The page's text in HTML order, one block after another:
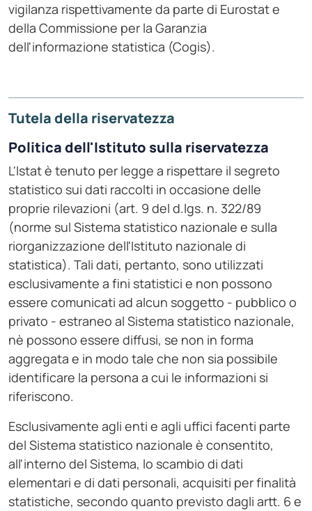
vigilanza rispettivamente da parte di Eurostat e
della Commissione per la Garanzia
dell'informazione statistica (Cogis).
Tutela della riservatezza
Politica dell'Istituto sulla riservatezza
L'Istat è tenuto per legge a rispettare il segreto
statistico sui dati raccolti in occasione delle
proprie rilevazioni (art. 9 del d.lgs. n. 322/89
(norme sul Sistema statistico nazionale e sulla
riorganizzazione dell'Istituto nazionale di
statistica). Tali dati, pertanto, sono utilizzati
esclusivamente a fini statistici e non possono
essere comunicati ad alcun soggetto - pubblico o
privato - estraneo al Sistema statistico nazionale,
nè possono essere diffusi, se non in forma
aggregata e in modo tale che non sia possibile
identificare la persona a cui le informazioni si
riferiscono.
Esclusivamente agli enti e agli uffici facenti parte
del Sistema statistico nazionale è consentito,
all'interno del Sistema, lo scambio di dati
elementari e di dati personali, acquisiti per finalità
statistiche, secondo quanto previsto dagli artt. 6 e